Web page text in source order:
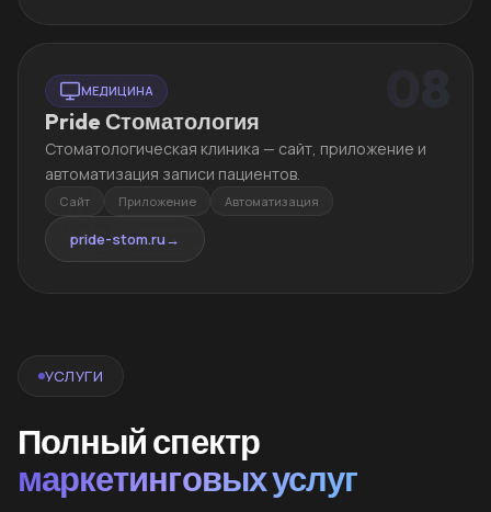
МЕДИЦИНА
Pride Стоматология
Стоматологическая клиника — сайт, приложение и
автоматизация записи пациентов.
Сайт Приложение Автоматизация
pride-stom.ru→
УСЛУГИ
Полный спектр
маркетинговых услуг